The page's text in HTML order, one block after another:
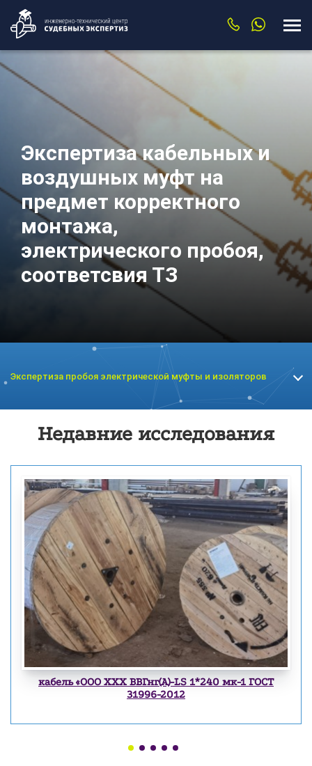
Экспертиза кабельных и
воздушных муфт на
предмет корректного
монтажа,
электрического пробоя,
соответсвия ТЗ
Экспертиза пробоя электрической муфты и изоляторов
Экспертиза кабельной продукции
Экспертиза электросчетчика
Экспертиза безучетного потребления электроэнергии
Экспертиза электродвигателя
Экспертиза качества электроэнергии
Экспертиза преобразователя частоты (инвертора)
Экспертиза возгорания в следствии КЗ
Экспертиза линий ЛЭП
Недавние исследования
кабель «ООО XXX ВВГнг(А)-LS 1*240 мк-1 ГОСТ
31996-2012